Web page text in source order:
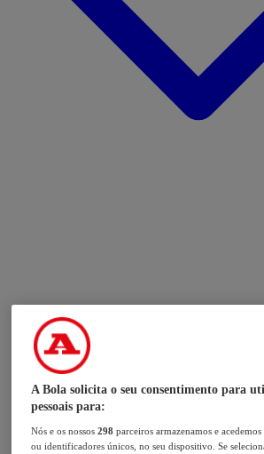
A Bola solicita o seu consentimento para
pessoais para:
Nós e os nossos298 parceiros armazenamos e
ou identificadores únicos, no seu dispositivo. Se